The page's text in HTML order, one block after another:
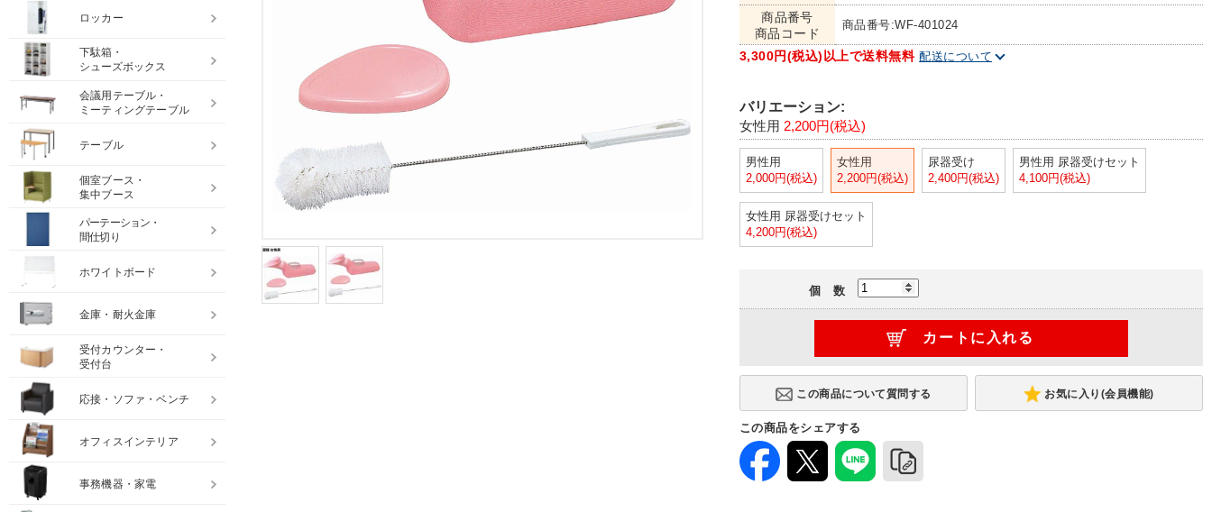
商品番号
商品コード
商品番号:WF-401024
3,300円(税込)以上で送料無料 配送について
バリエーション:
女性用 2,200円(税込)
男性用
2,000円(税込)
女性用
2,200円(税込)
尿器受け
2,400円(税込)
男性用 尿器受けセット
4,100円(税込)
女性用 尿器受けセット
4,200円(税込)
個 数
お気に入り(会員機能)
この商品をシェアする
ロッカー
下駄箱・
シューズボックス
会議用テーブル・
ミーティングテーブル
テーブル
個室ブース・
集中ブース
パーテーション・
間仕切り
ホワイトボード
金庫・耐火金庫
受付カウンター・
受付台
応接・ソファ・ベンチ
オフィスインテリア
事務機器・家電